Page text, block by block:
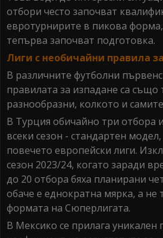
отбори често започват
евротурнирите в пикова
тепърва започват подготовка.
Лиги с необичайни правила
В различните футболни
правилата за изпадане са също
разнообразни, колкото и
В Турция обичайно три отбора
всеки сезон - стандартен
повечето европейски лиги.
сезон 2023/24, когато заради
до 20 отбора бяха планирани
обаче е еднократна мярка, а
формата на Сюперлигата.
В Мексико се прилага уникален